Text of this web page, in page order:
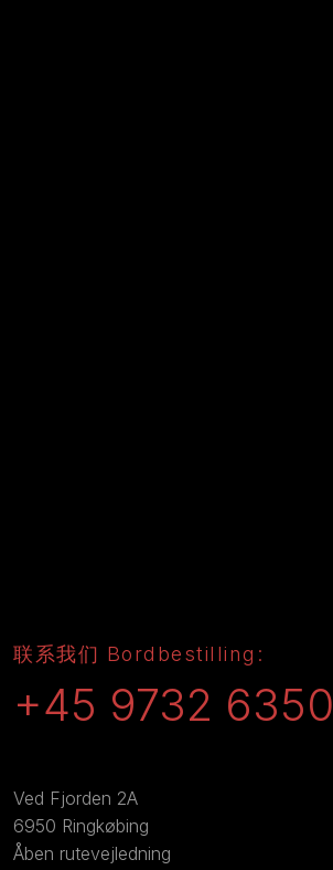
​联系我们 Bordbestilling:
+45 9732 6350
​Ved Fjorden 2A
6950 Ringkøbing
Åben rutevejledning